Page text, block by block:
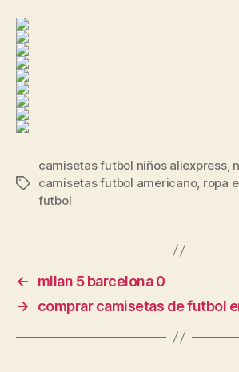
Etiquetas
camisetas futbol niños aliexpress,
camisetas futbol americano, ropa
futbol
←
milan 5 barcelona 0
→
comprar camisetas de futbol